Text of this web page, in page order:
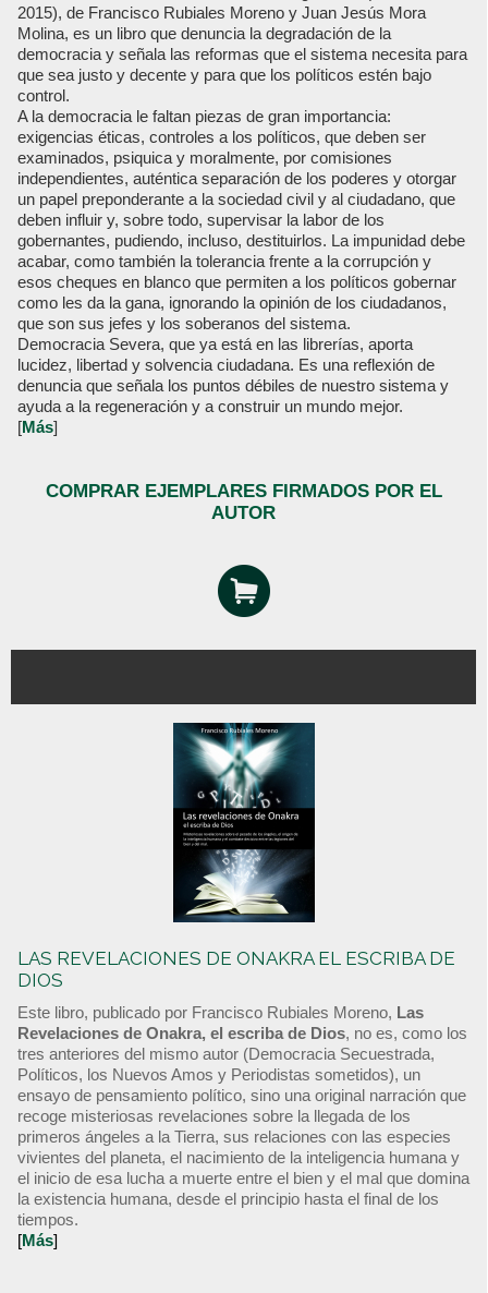
2015), de Francisco Rubiales Moreno y Juan Jesús Mora
Molina, es un libro que denuncia la degradación de la
democracia y señala las reformas que el sistema necesita para
que sea justo y decente y para que los políticos estén bajo
control.
A la democracia le faltan piezas de gran importancia:
exigencias éticas, controles a los políticos, que deben ser
examinados, psiquica y moralmente, por comisiones
independientes, auténtica separación de los poderes y otorgar
un papel preponderante a la sociedad civil y al ciudadano, que
deben influir y, sobre todo, supervisar la labor de los
gobernantes, pudiendo, incluso, destituirlos. La impunidad debe
acabar, como también la tolerancia frente a la corrupción y
esos cheques en blanco que permiten a los políticos gobernar
como les da la gana, ignorando la opinión de los ciudadanos,
que son sus jefes y los soberanos del sistema.
Democracia Severa, que ya está en las librerías, aporta
lucidez, libertad y solvencia ciudadana. Es una reflexión de
denuncia que señala los puntos débiles de nuestro sistema y
ayuda a la regeneración y a construir un mundo mejor.
[Más]
COMPRAR EJEMPLARES FIRMADOS POR EL
AUTOR
LAS REVELACIONES DE ONAKRA EL ESCRIBA DE
DIOS
Este libro, publicado por Francisco Rubiales Moreno, Las
Revelaciones de Onakra, el escriba de Dios, no es, como los
tres anteriores del mismo autor (Democracia Secuestrada,
Políticos, los Nuevos Amos y Periodistas sometidos), un
ensayo de pensamiento político, sino una original narración que
recoge misteriosas revelaciones sobre la llegada de los
primeros ángeles a la Tierra, sus relaciones con las especies
vivientes del planeta, el nacimiento de la inteligencia humana y
el inicio de esa lucha a muerte entre el bien y el mal que domina
la existencia humana, desde el principio hasta el final de los
tiempos.
[Más]